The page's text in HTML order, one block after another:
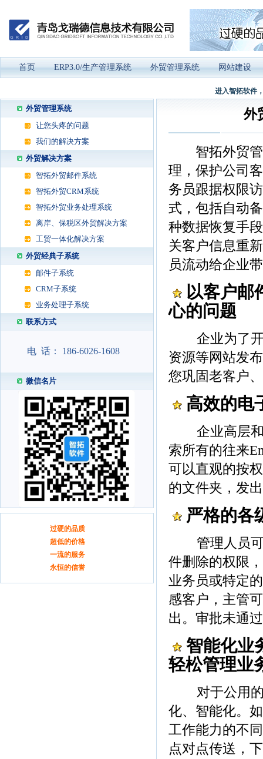
首页 ERP3.0/生产管理系统 外贸管理系统 网站建设
进入智拓软件，
外
智拓外贸管
理，保护公司
务员跟据权限
式，包括自动
种数据恢复手
关客户信息重
员流动给企业
以客户邮
心的问题
企业为了开
资源等网站发
您巩固老客户
高效的电
企业高层和
索所有的往来
可以直观的按
的文件夹，发
严格的各
管理人员可
件删除的权限
业务员或特定
感客户，主管
出。审批未通
智能化业
轻松管理业
对于公用的
化、智能化。
工作能力的不
点对点传送，
外贸管理系统
让您头疼的问题
我们的解决方案
外贸解决方案
智拓外贸邮件系统
智拓外贸CRM系统
智拓外贸业务处理系统
离岸、保税区外贸解决方案
工贸一体化解决方案
外贸经典子系统
邮件子系统
CRM子系统
业务处理子系统
联系方式
电 话： 186-6026-1608
微信名片
过硬的品质
超低的价格
一流的服务
永恒的信誉